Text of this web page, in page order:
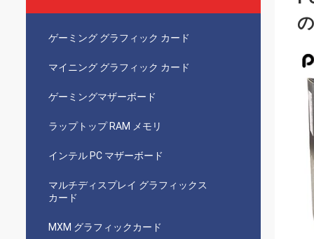
ゲーミング グラフィック カード
マイニング グラフィック カード
ゲーミングマザーボード
ラップトップ RAM メモリ
インテル PC マザーボード
マルチディスプレイ グラフィックス
カード
MXM グラフィックカード